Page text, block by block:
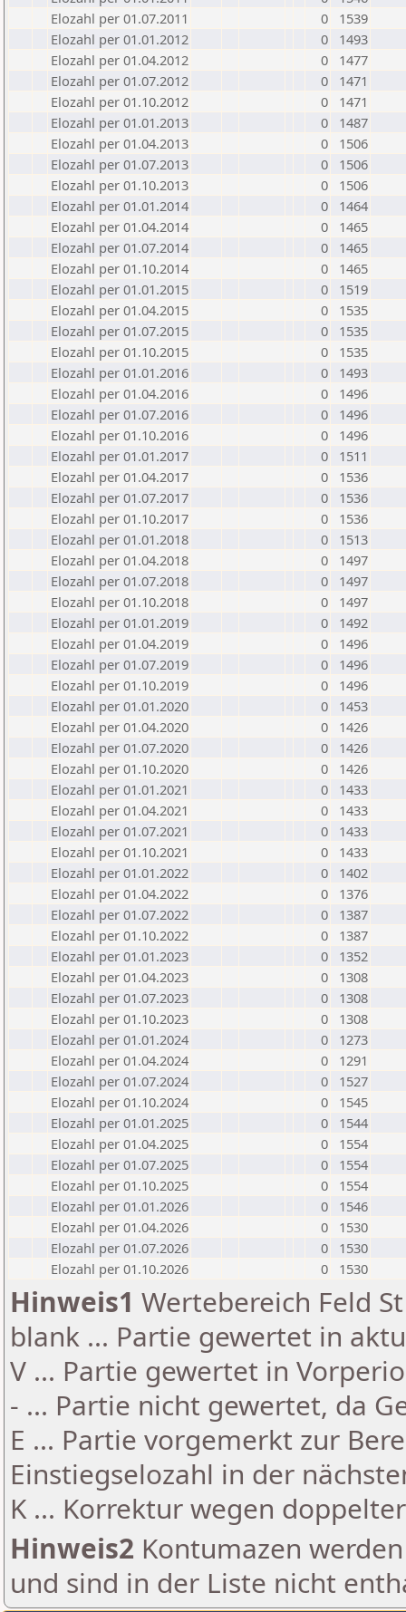
Elozahl per 01.07.2011
0
1539
Elozahl per 01.01.2012
0
1493
Elozahl per 01.04.2012
0
1477
Elozahl per 01.07.2012
0
1471
Elozahl per 01.10.2012
0
1471
Elozahl per 01.01.2013
0
1487
Elozahl per 01.04.2013
0
1506
Elozahl per 01.07.2013
0
1506
Elozahl per 01.10.2013
0
1506
Elozahl per 01.01.2014
0
1464
Elozahl per 01.04.2014
0
1465
Elozahl per 01.07.2014
0
1465
Elozahl per 01.10.2014
0
1465
Elozahl per 01.01.2015
0
1519
Elozahl per 01.04.2015
0
1535
Elozahl per 01.07.2015
0
1535
Elozahl per 01.10.2015
0
1535
Elozahl per 01.01.2016
0
1493
Elozahl per 01.04.2016
0
1496
Elozahl per 01.07.2016
0
1496
Elozahl per 01.10.2016
0
1496
Elozahl per 01.01.2017
0
1511
Elozahl per 01.04.2017
0
1536
Elozahl per 01.07.2017
0
1536
Elozahl per 01.10.2017
0
1536
Elozahl per 01.01.2018
0
1513
Elozahl per 01.04.2018
0
1497
Elozahl per 01.07.2018
0
1497
Elozahl per 01.10.2018
0
1497
Elozahl per 01.01.2019
0
1492
Elozahl per 01.04.2019
0
1496
Elozahl per 01.07.2019
0
1496
Elozahl per 01.10.2019
0
1496
Elozahl per 01.01.2020
0
1453
Elozahl per 01.04.2020
0
1426
Elozahl per 01.07.2020
0
1426
Elozahl per 01.10.2020
0
1426
Elozahl per 01.01.2021
0
1433
Elozahl per 01.04.2021
0
1433
Elozahl per 01.07.2021
0
1433
Elozahl per 01.10.2021
0
1433
Elozahl per 01.01.2022
0
1402
Elozahl per 01.04.2022
0
1376
Elozahl per 01.07.2022
0
1387
Elozahl per 01.10.2022
0
1387
Elozahl per 01.01.2023
0
1352
Elozahl per 01.04.2023
0
1308
Elozahl per 01.07.2023
0
1308
Elozahl per 01.10.2023
0
1308
Elozahl per 01.01.2024
0
1273
Elozahl per 01.04.2024
0
1291
Elozahl per 01.07.2024
0
1527
Elozahl per 01.10.2024
0
1545
Elozahl per 01.01.2025
0
1544
Elozahl per 01.04.2025
0
1554
Elozahl per 01.07.2025
0
1554
Elozahl per 01.10.2025
0
1554
Elozahl per 01.01.2026
0
1546
Elozahl per 01.04.2026
0
1530
Elozahl per 01.07.2026
0
1530
Elozahl per 01.10.2026
0 1530
Hinweis1 Wertebereich Feld
blank ... Partie gewertet in
V ... Partie gewertet in
- ... Partie nicht gewertet, da
E ... Partie vorgemerkt zur
Einstiegselozahl in der
K ... Korrektur wegen
Hinweis2 Kontumazen
und sind in der Liste nicht